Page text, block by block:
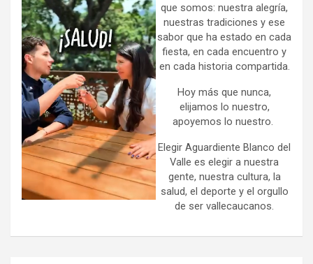
que somos: nuestra alegría,
nuestras tradiciones y ese
sabor que ha estado en cada
fiesta, en cada encuentro y
en cada historia compartida.
Hoy más que nunca,
elijamos lo nuestro,
apoyemos lo nuestro.
Elegir Aguardiente Blanco del
Valle es elegir a nuestra
gente, nuestra cultura, la
salud, el deporte y el orgullo
de ser vallecaucanos.